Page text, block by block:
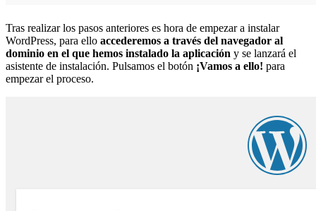
Tras realizar los pasos anteriores es hora de empezar a instalar
WordPress, para ello accederemos a través del navegador al
dominio en el que hemos instalado la aplicación y se lanzará el
asistente de instalación. Pulsamos el botón ¡Vamos a ello! para
empezar el proceso.